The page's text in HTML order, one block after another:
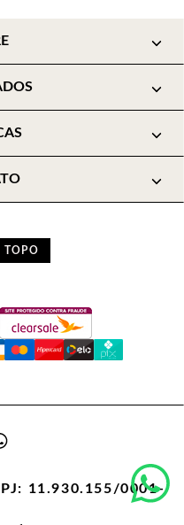
TOPO
11.930.155/0001-